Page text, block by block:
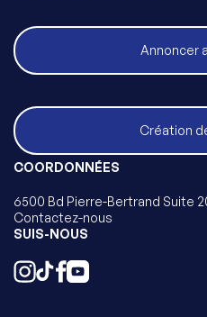
Annoncer
Création
COORDONNÉES
6500 Bd Pierre-Bertrand Suite
Contactez-nous
SUIS-NOUS